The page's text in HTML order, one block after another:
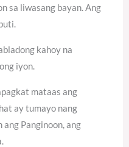
sa liwasang bayan. Ang
kahoy na
iyon.
mataas ang
ay tumayo nang
ang Panginoon, ang